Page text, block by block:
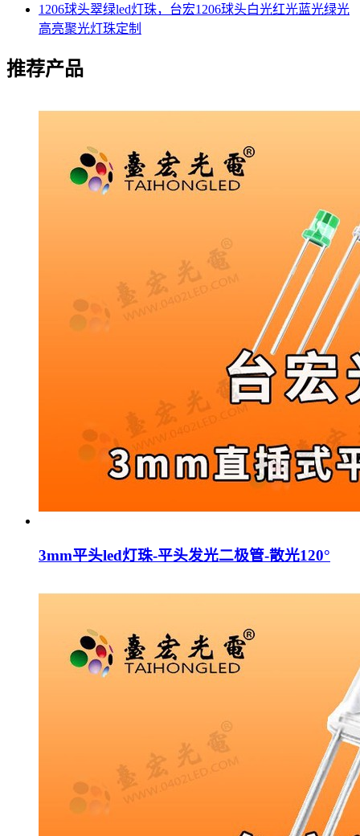
1206球头翠绿led灯珠，台宏1206球头白光红光蓝光绿光
高亮聚光灯珠定制
推荐产品
3mm平头led灯珠-平头发光二极管-散光120°